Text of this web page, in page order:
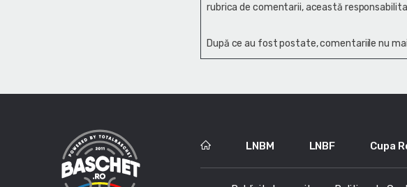
rubrica de comentarii, această
După ce au fost postate, comentariile nu
LNBM LNBF Cupa